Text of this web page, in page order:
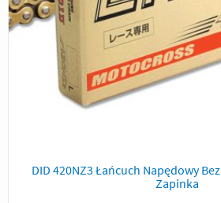
DID 420NZ3 Łańcuch Napędowy
Zapinka